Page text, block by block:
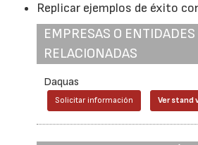
Replicar ejemplos de éxito
EMPRESAS O ENTIDADES
RELACIONADAS
Daquas
Solicitar información Ver stand